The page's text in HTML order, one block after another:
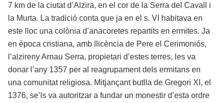
7 km de la ciutat d’Alzira, en el cor de la Serra del Cavall i
la Murta. La tradició conta que ja en el s. VI habitava en
este lloc una colònia d’anacoretes repartits en ermites. Ja
en època cristiana, amb llicència de Pere el Cerimoniós,
l’alzireny Arnau Serra, propietari d’estes terres, les va
donar l’any 1357 per al reagrupament dels ermitans en
una comunitat religiosa. Mitjançant butlla de Gregori XI, el
1376, se’ls va autoritzar a fundar un monestir d’esta ordre